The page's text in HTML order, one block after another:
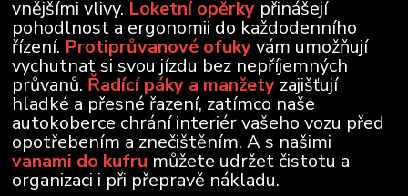
vnějšími vlivy. Loketní opěrky přinášejí
pohodlnost a ergonomii do každodenního
řízení. Protiprůvanové ofukyvám umožňují
vychutnat si svou jízdu bez nepříjemných
průvanů. Řadící páky a manžety zajišťují
hladké a přesné řazení, zatímco naše
autokoberce chrání interiér vašeho vozu před
opotřebením a znečištěním. A s našimi
vanami do kufru můžete udržet čistotu a
organizaci i při přepravě nákladu.